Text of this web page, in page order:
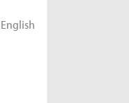
English